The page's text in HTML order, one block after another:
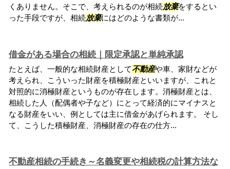
くありません。そこで、考えられるのが相続放棄をするとい
った手段ですが、相続放棄にはどのような書類が...
借金がある場合の相続｜限定承認と単純承認
たとえば、一般的な相続財産として不動産や車、家財などが
考えられ、こういった財産を積極財産といいますが、これと
対照的に消極財産というものが存在します。消極財産とは、
相続した人（配偶者や子など）にとって経済的にマイナスと
なる財産をいい、例としては主に借金があげられます。 そし
て、こうした積極財産、消極財産の存在の仕方...
不動産相続の手続き～名義変更や相続税の計算方法な